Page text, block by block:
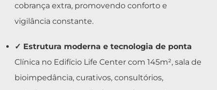
cobrança extra, promovendo conforto e
vigilância constante.
✓ Estrutura moderna e tecnologia de ponta
Clínica no Edifício Life Center com 145m², sala de
bioimpedância, curativos, consultórios,